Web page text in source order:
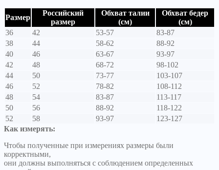
Размер
Российский
размер
Обхват талии
(см)
Обхват бедер
(см)
36
42 53-57
83-87
38
44 58-62
88-92
40
46 63-67
93-97
42
48 68-72
98-102
44
50 73-77
103-107
46
52 78-82
108-112
48
54 83-87
113-117
50
56 88-92
118-122
52
58 93-97
123-127
Как измерять:
Чтобы полученные при измерениях размеры были
корректными,
они должны выполняться с соблюдением определенных